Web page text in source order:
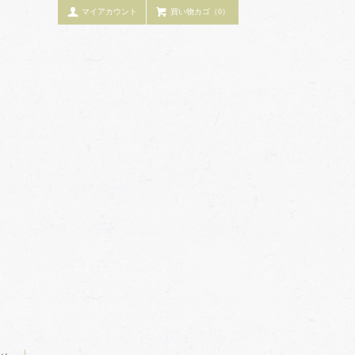
買い物カゴ（0）
マイアカウント